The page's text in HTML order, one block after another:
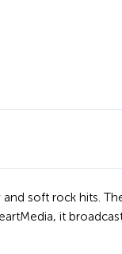
soft rock hits.
it